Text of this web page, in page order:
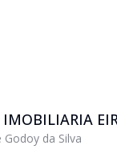
sobre um lote com
255.54 m² de área
IMOBILIARIA
Godoy da Silva